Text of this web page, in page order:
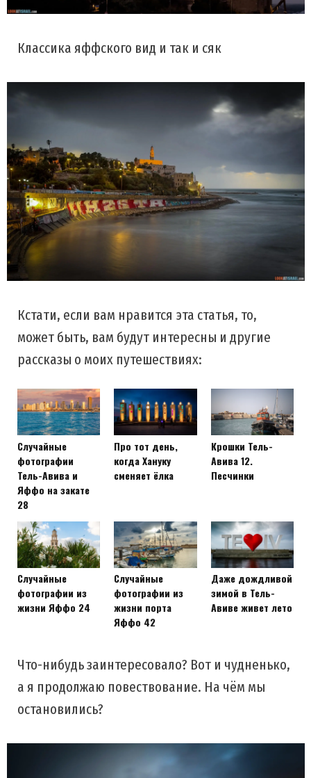
Классика яффского вид и так и сяк
Кстати, если вам нравится эта статья, то,
может быть, вам будут интересны и другие
рассказы о моих путешествиях:
Случайные
фотографии
Тель-Авива и
Яффо на закате
28
Про тот день,
когда Хануку
сменяет ёлка
Крошки Тель-
Авива 12.
Песчинки
Случайные
фотографии из
жизни Яффо 24
Случайные
фотографии из
жизни порта
Яффо 42
Даже дождливой
зимой в Тель-
Авиве живет лето
Что-нибудь заинтересовало? Вот и чудненько,
а я продолжаю повествование. На чём мы
остановились?